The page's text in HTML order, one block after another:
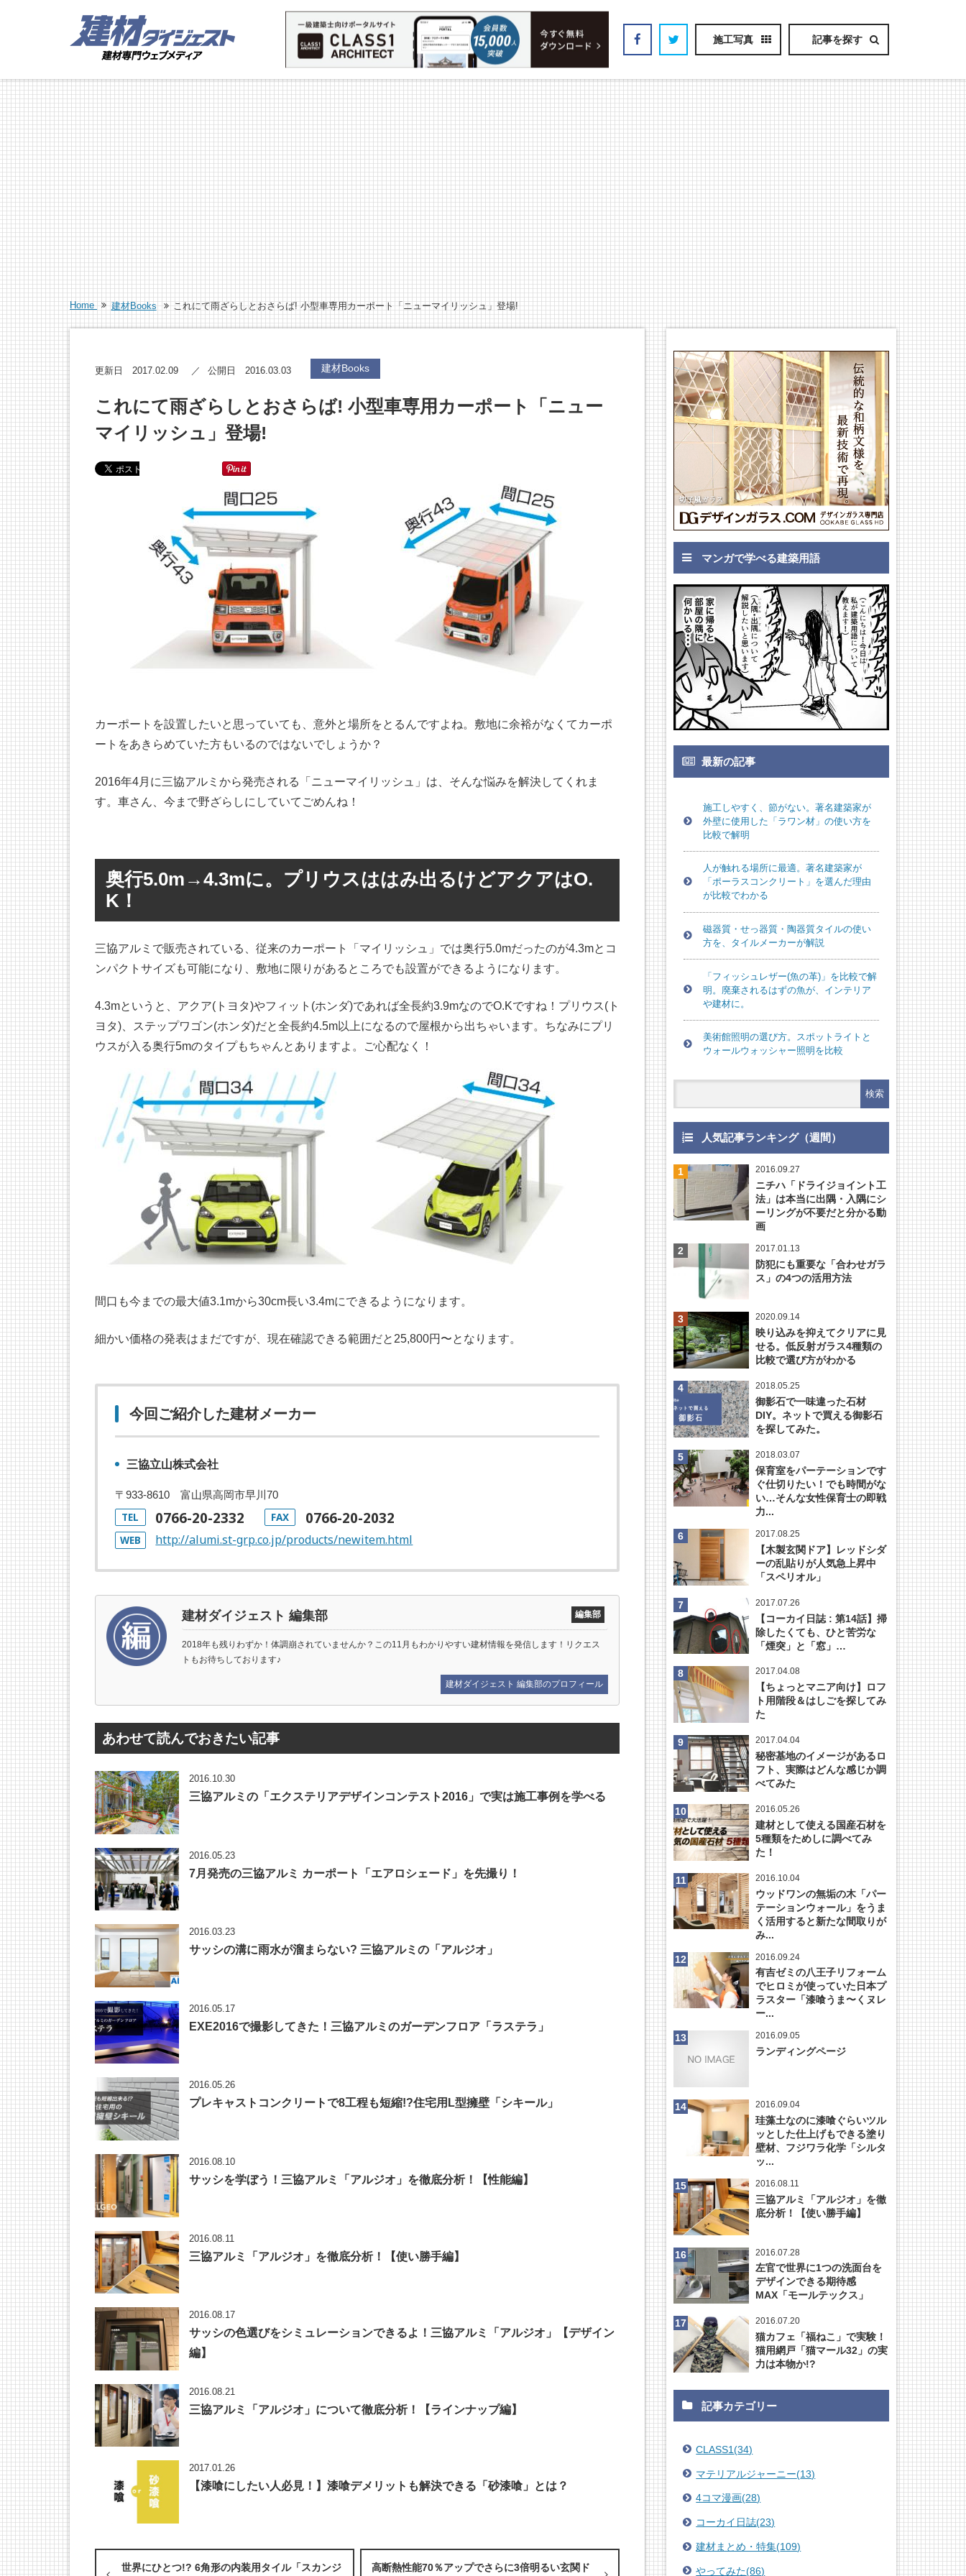
施工写真 記事を探す
Home 建材Books これにて雨ざらしとおさらば! 小型車専用カーポート「ニューマイリッシュ」登場!
更新日 2017.02.09 公開日 2016.03.03 建材Books
これにて雨ざらしとおさらば! 小型車専用カーポート「ニュー
マイリッシュ」登場!
カーポートを設置したいと思っていても、意外と場所をとるんですよね。敷地に余裕がなくてカーポ
ートをあきらめていた方もいるのではないでしょうか？
2016年4月に三協アルミから発売される「ニューマイリッシュ」は、そんな悩みを解決してくれま
す。車さん、今まで野ざらしにしていてごめんね！
奥行5.0m→4.3mに。プリウスははみ出るけどアクアはO.
K！
三協アルミで販売されている、従来のカーポート「マイリッシュ」では奥行5.0mだったのが4.3mとコ
ンパクトサイズも可能になり、敷地に限りがあるところでも設置ができるようになります。
4.3mというと、アクア(トヨタ)やフィット(ホンダ)であれば全長約3.9mなのでO.Kですね！プリウス(ト
ヨタ)、ステップワゴン(ホンダ)だと全長約4.5m以上になるので屋根から出ちゃいます。ちなみにプリ
ウスが入る奥行5mのタイプもちゃんとありますよ。ご心配なく！
間口も今までの最大値3.1mから30cm長い3.4mにできるようになります。
細かい価格の発表はまだですが、現在確認できる範囲だと25,800円〜となります。
今回ご紹介した建材メーカー
三協立山株式会社
〒933-8610 富山県高岡市早川70
TEL 0766-20-2332 FAX 0766-20-2032
WEB http://alumi.st-grp.co.jp/products/newitem.html
建材ダイジェスト 編集部 編集部
2018年も残りわずか！体調崩されていませんか？この11月もわかりやすい建材情報を発信します！リクエス
トもお待ちしております♪
建材ダイジェスト 編集部のプロフィール
あわせて読んでおきたい記事
2016.10.30
三協アルミの「エクステリアデザインコンテスト2016」で実は施工事例を学べる
2016.05.23
7月発売の三協アルミ カーポート「エアロシェード」を先撮り！
2016.03.23
サッシの溝に雨水が溜まらない? 三協アルミの「アルジオ」
2016.05.17
EXE2016で撮影してきた！三協アルミのガーデンフロア「ラステラ」
2016.05.26
プレキャストコンクリートで8工程も短縮!?住宅用L型擁壁「シキール」
2016.08.10
サッシを学ぼう！三協アルミ「アルジオ」を徹底分析！【性能編】
2016.08.11
三協アルミ「アルジオ」を徹底分析！【使い勝手編】
2016.08.17
サッシの色選びをシミュレーションできるよ！三協アルミ「アルジオ」【デザイン
編】
2016.08.21
三協アルミ「アルジオ」について徹底分析！【ラインナップ編】
2017.01.26
【漆喰にしたい人必見！】漆喰デメリットも解決できる「砂漆喰」とは？
世界にひとつ!? 6角形の内装用タイル「スカンジ
高断熱性能70％アップでさらに3倍明るい玄関ド
マンガで学べる建築用語
最新の記事
施工しやすく、節がない。著名建築家が
外壁に使用した「ラワン材」の使い方を
比較で解明
人が触れる場所に最適。著名建築家が
「ポーラスコンクリート」を選んだ理由
が比較でわかる
磁器質・せっ器質・陶器質タイルの使い
方を、タイルメーカーが解説
「フィッシュレザー(魚の革)」を比較で解
明。廃棄されるはずの魚が、インテリア
や建材に。
美術館照明の選び方。スポットライトと
ウォールウォッシャー照明を比較
人気記事ランキング（週間）
2016.09.27
ニチハ「ドライジョイント工
法」は本当に出隅・入隅にシ
ーリングが不要だと分かる動
画
2017.01.13
防犯にも重要な「合わせガラ
ス」の4つの活用方法
2020.09.14
映り込みを抑えてクリアに見
せる。低反射ガラス4種類の
比較で選び方がわかる
2018.05.25
御影石で一味違った石材
DIY。ネットで買える御影石
を探してみた。
2018.03.07
保育室をパーテーションです
ぐ仕切りたい！でも時間がな
い…そんな女性保育士の即戦
力...
2017.08.25
【木製玄関ドア】レッドシダ
ーの乱貼りが人気急上昇中
「スペリオル」
2017.07.26
【コーカイ日誌 : 第14話】掃
除したくても、ひと苦労な
「煙突」と「窓」…
2017.04.08
【ちょっとマニア向け】ロフ
ト用階段＆はしごを探してみ
た
2017.04.04
秘密基地のイメージがあるロ
フト、実際はどんな感じか調
べてみた
2016.05.26
建材として使える国産石材を
5種類をためしに調べてみ
た！
2016.10.04
ウッドワンの無垢の木「パー
テーションウォール」をうま
く活用すると新たな間取りが
み...
2016.09.24
有吉ゼミの八王子リフォーム
でヒロミが使っていた日本プ
ラスター「漆喰うま〜くヌレ
ー...
2016.09.05
ランディングページ
2016.09.04
珪藻土なのに漆喰ぐらいツル
ッとした仕上げもできる塗り
壁材、フジワラ化学「シルタ
ッ...
2016.08.11
三協アルミ「アルジオ」を徹
底分析！【使い勝手編】
2016.07.28
左官で世界に1つの洗面台を
デザインできる期待感
MAX「モールテックス」
2016.07.20
猫カフェ「福ねこ」で実験！
猫用網戸「猫マール32」の実
力は本物か!?
記事カテゴリー
CLASS1(34)
マテリアルジャーニー(13)
4コマ漫画(28)
コーカイ日誌(23)
建材まとめ・特集(109)
やってみた(86)